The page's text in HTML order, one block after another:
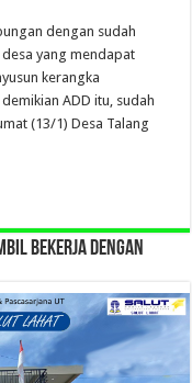
dengan sudah
yang mendapat
kerangka
ADD itu, sudah
(13/1) Desa Talang
BEKERJA DENGAN